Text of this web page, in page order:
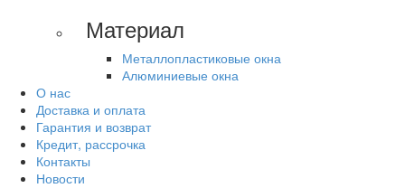
Материал
Металлопластиковые окна
Алюминиевые окна
О нас
Доставка и оплата
Гарантия и возврат
Кредит, рассрочка
Контакты
Новости